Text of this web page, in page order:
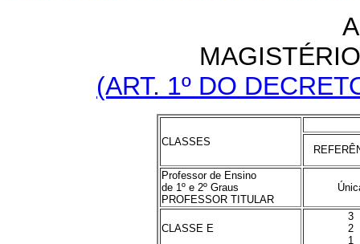
(ART. 1º DO
CLASSES
Professor de Ensino
de 1º e 2º Graus
PROFESSOR TITULAR
CLASSE E
3
2
1